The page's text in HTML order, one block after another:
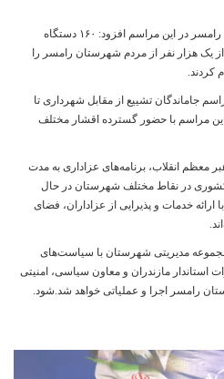
وی با اشاره به مشارکت گسترده مردم رامسر در این مراسم افزود: ۱۶۰ دستگاه
ون، بیش از یک هزار نفر از مردم شهرستان رامسر را
کردند.
جاماندگان تشییع از مقابل شهرداری تا
مراسم با حضور گسترده اقشار مختلف
معظم انقلاب، برنامه‌های عزاداری به مدت
در نقاط مختلف شهرستان در حال
خدمات و پذیرایی از عزاداران، فضای
مجموعه مدیریتی شهرستان با سیاست‌های
استاندار مازندران و معاون سیاسی، امنیتی
رامسر اجرا و عملیاتی خواهد شد.شود.